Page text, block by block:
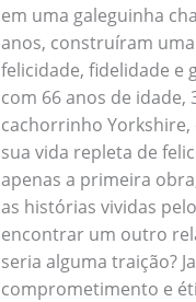
em uma galeguinha
anos, construíram
felicidade, fidelidade e
com 66 anos de idade,
cachorrinho
sua vida repleta de
apenas a primeira
as histórias vividas
encontrar um outro
seria alguma traição?
comprometimento e